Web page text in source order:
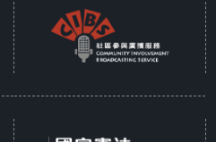
a mass extinction
habitats offer
species cannot
efforts to